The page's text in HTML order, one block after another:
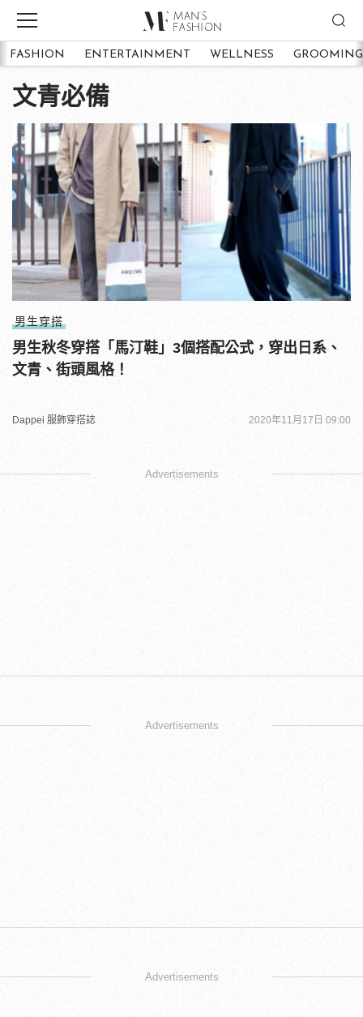
FASHION ENTERTAINMENT WELLNESS GROOMING
文青必備
男生穿搭
男生秋冬穿搭「馬汀鞋」3個搭配公式，穿出日系、
文青、街頭風格！
Dappei 服飾穿搭誌 2020年11月17日 09:00
Advertisements
Advertisements
Advertisements